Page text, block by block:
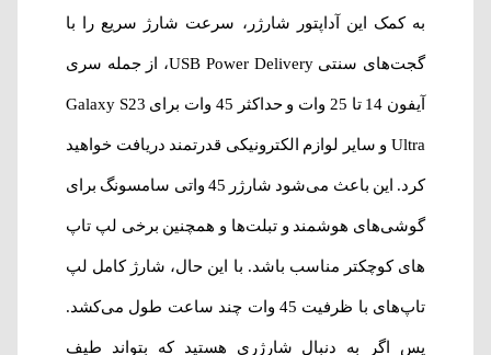
به کمک این آداپتور شارژر، سرعت شارژ سریع را با
گجت‌های سنتی USB Power Delivery، از جمله سری
آیفون 14 تا 25 وات و حداکثر 45 وات برای Galaxy S23
Ultra و سایر لوازم الکترونیکی قدرتمند دریافت خواهید
کرد. این باعث می‌شود شارژر 45 واتی سامسونگ برای
گوشی‌های هوشمند و تبلت‌ها و همچنین برخی لپ تاپ
های کوچکتر مناسب باشد. با این حال، شارژ کامل لپ
تاپ‌های با ظرفیت 45 وات چند ساعت طول می‌کشد.
پس اگر به دنبال شارژری هستید که بتواند طیف